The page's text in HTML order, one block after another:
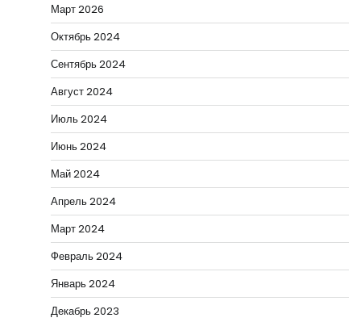
Март 2026
Октябрь 2024
Сентябрь 2024
Август 2024
Июль 2024
Июнь 2024
Май 2024
Апрель 2024
Март 2024
Февраль 2024
Январь 2024
Декабрь 2023